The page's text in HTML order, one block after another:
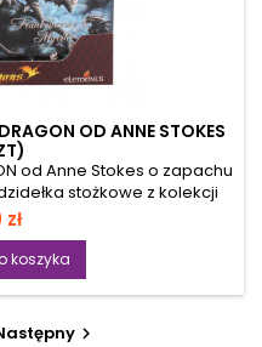
OD ANNE STOKES
od Anne Stokes o zapachu
stożkowe z kolekcji
opakowanie zawiera 15
Parametry:
kadzielniczkach
stożka - wysokość 3 cm /
- 15 sztuk Sposób użycia:
zachować...
koszyka
